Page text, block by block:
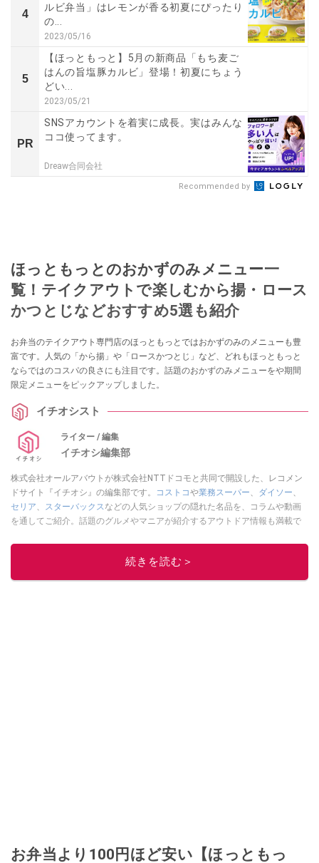
4
ルビ弁当」はレモンが香る初夏にぴったり
の...
2023/05/16
5
【ほっともっと】5月の新商品「もち麦ご
はんの旨塩豚カルビ」登場！初夏にちょう
どい...
2023/05/21
PR
SNSアカウントを着実に成長。実はみんな
ココ使ってます。
Dreaw合同会社
Recommended by
ほっともっとのおかずのみメニュー一
覧！テイクアウトで楽しむから揚・ロース
かつとじなどおすすめ5選も紹介
お弁当のテイクアウト専門店のほっともっとではおかずのみのメニューも豊
富です。人気の「から揚」や「ロースかつとじ」など、どれもほっともっと
ならではのコスパの良さにも注目です。話題のおかずのみメニューをや期間
限定メニューをピックアップしました。
イチオシスト
ライター / 編集
イチオシ編集部
株式会社オールアバウトが株式会社NTTドコモと共同で開設した、レコメン
ドサイト『イチオシ』の編集部です。
コストコや業務スーパー ダイソー
セリア
スターバックス などの人気ショップの隠れた名品を、コラムや動画
を通してご紹介。話題のグルメやマニアが紹介するアウトドア情報も満載で
レビューしています。毎日トレンド情報をお届けしているので、ぜひ
してください！続きを読む＞
お弁当より100円ほど安い【ほっともっ